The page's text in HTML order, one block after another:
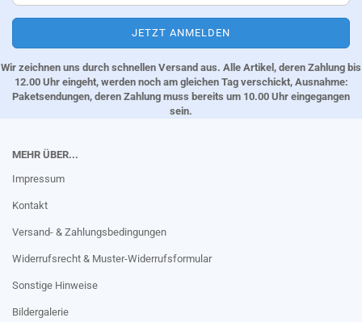
Wir zeichnen uns durch schnellen Versand aus. Alle Artikel, deren Zahlung bis
12.00 Uhr eingeht, werden noch am gleichen Tag verschickt, Ausnahme:
Paketsendungen, deren Zahlung muss bereits um 10.00 Uhr eingegangen
sein.
MEHR ÜBER...
Impressum
Kontakt
Versand- & Zahlungsbedingungen
Widerrufsrecht & Muster-Widerrufsformular
Sonstige Hinweise
Bildergalerie